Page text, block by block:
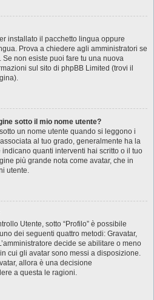
installato il pacchetto lingua oppure
Prova a chiedere agli amministratori se
non esiste puoi fare tu una nuova
sul sito di phpBB Limited (trovi il
sotto il mio nome utente?
un nome utente quando si leggono i
al tuo grado, generalmente ha la
quanti interventi hai scritto o il tuo
più grande nota come avatar, che in
utente.
Utente, sotto “Profilo” è possibile
dei seguenti quattro metodi: Gravatar,
decide se abilitare o meno
cui gli avatar sono messi a disposizione.
allora è una decisione
a questa le ragioni.